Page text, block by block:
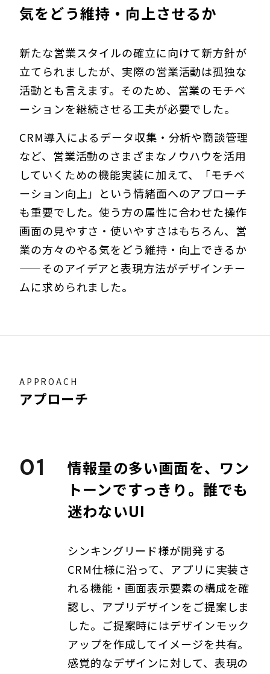
気をどう維持・向上させるか
新たな営業スタイルの確立に向けて新方針が
立てられましたが、実際の営業活動は孤独な
活動とも言えます。そのため、営業のモチベ
ーションを継続させる工夫が必要でした。
CRM導入によるデータ収集・分析や商談管理
など、営業活動のさまざまなノウハウを活用
していくための機能実装に加えて、「モチベ
ーション向上」という情緒面へのアプローチ
も重要でした。使う方の属性に合わせた操作
画面の見やすさ・使いやすさはもちろん、営
業の方々のやる気をどう維持・向上できるか
——そのアイデアと表現方法がデザインチー
ムに求められました。
APPROACH
アプローチ
01
情報量の多い画面を、ワン
トーンですっきり。誰でも
迷わないUI
シンキングリード様が開発する
CRM仕様に沿って、アプリに実装さ
れる機能・画面表示要素の構成を確
認し、アプリデザインをご提案しま
した。ご提案時にはデザインモック
アップを作成してイメージを共有。
感覚的なデザインに対して、表現の